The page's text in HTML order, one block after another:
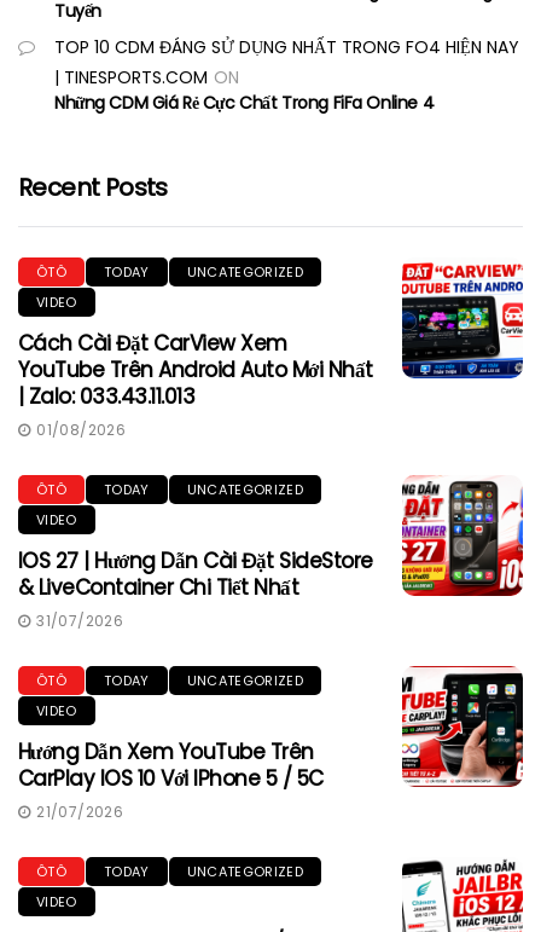
Tuyến
TOP 10 CDM ĐÁNG SỬ DỤNG NHẤT TRONG FO4 HIỆN NAY
| TINESPORTS.COM ON
Những CDM Giá Rẻ Cực Chất Trong FiFa Online 4
Recent Posts
ÔTÔ TODAY
UNCATEGORIZED
VIDEO
Cách Cài Đặt CarView Xem
YouTube Trên Android Auto Mới Nhất
| Zalo: 033.43.11.013
01/08/2026
ÔTÔ TODAY
UNCATEGORIZED
VIDEO
IOS 27 | Hướng Dẫn Cài Đặt SideStore
& LiveContainer Chi Tiết Nhất
31/07/2026
ÔTÔ TODAY
UNCATEGORIZED
VIDEO
Hướng Dẫn Xem YouTube Trên
CarPlay IOS 10 Với IPhone 5 / 5C
21/07/2026
ÔTÔ TODAY
UNCATEGORIZED
VIDEO